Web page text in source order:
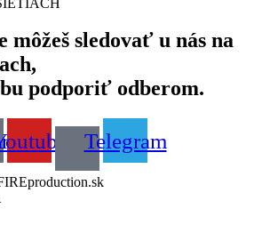
môžeš sledovať u nás na
podporiť odberom.
Telegram